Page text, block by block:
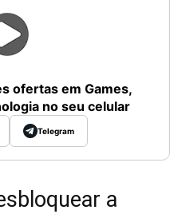
ofertas em Games,
no seu celular
Telegram
a